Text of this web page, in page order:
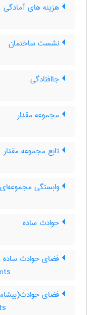
هزینه های آمادگی
نشست ساختمان
جاافتادگی
مجموعه مقدار
تابع مجموعه مقدار
وابستگی مجموعه‌ای
حوادث ساده
فضای حوادث ساده
فضای